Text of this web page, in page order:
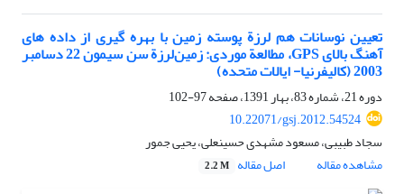
تعیین نوسانات هم لرزة پوسته زمین با بهره گیری از داده های
آهنگ بالای GPS، مطالعة موردی: زمین‌لرزة سن سیمون 22 دسامبر
2003 (کالیفرنیا- ایالات متحده)
دوره 21، شماره 83، بهار 1391، صفحه
97-102
10.22071/gsj.2012.54524
سجاد طبیبی، مسعود مشهدی حسینعلی، یحیی جمور
مشاهده مقاله
اصل مقاله 2.2 M